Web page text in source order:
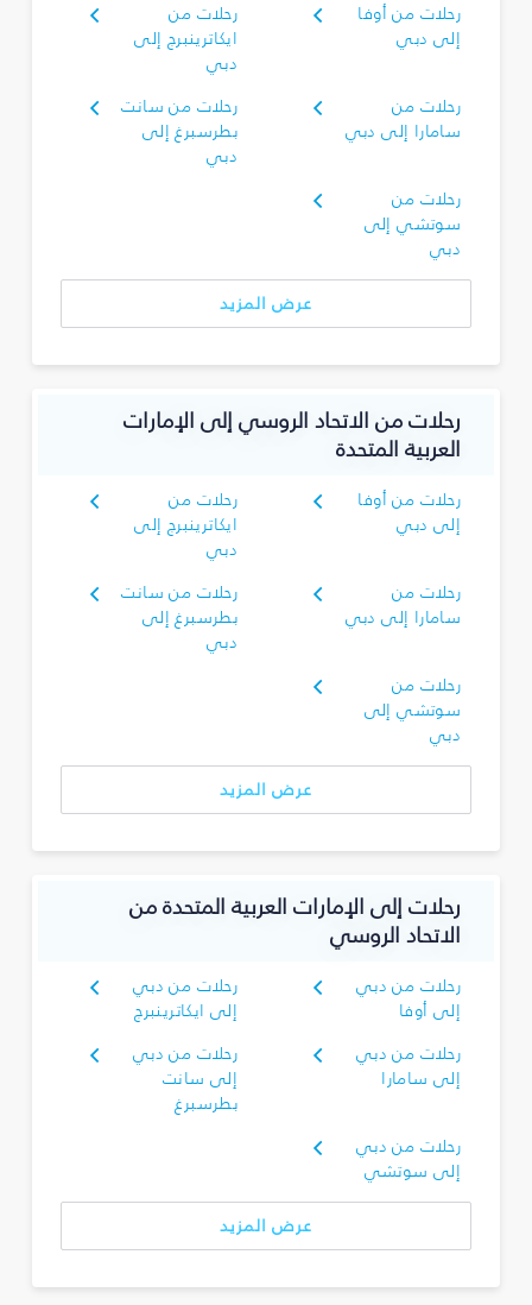
رحلات من أوفا
إلى دبي
رحلات من
ايكاترينبرج إلى
دبي
رحلات من
سامارا إلى دبي
رحلات من سانت
بطرسبرغ إلى
دبي
رحلات من
سوتشي إلى
دبي
عرض المزيد
رحلات من الاتحاد الروسي إلى الإمارات
العربية المتحدة
رحلات من أوفا
إلى دبي
رحلات من
ايكاترينبرج إلى
دبي
رحلات من
سامارا إلى دبي
رحلات من سانت
بطرسبرغ إلى
دبي
رحلات من
سوتشي إلى
دبي
عرض المزيد
رحلات إلى الإمارات العربية المتحدة من
الاتحاد الروسي
رحلات من دبي
إلى أوفا
رحلات من دبي
إلى ايكاترينبرج
رحلات من دبي
إلى سامارا
رحلات من دبي
إلى سانت
بطرسبرغ
رحلات من دبي
إلى سوتشي
عرض المزيد